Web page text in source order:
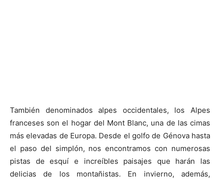
También denominados alpes occidentales, los Alpes
franceses son el hogar del Mont Blanc, una de las cimas
más elevadas de Europa. Desde el golfo de Génova hasta
el paso del simplón, nos encontramos con numerosas
pistas de esquí e increíbles paisajes que harán las
delicias de los montañistas. En invierno, además,